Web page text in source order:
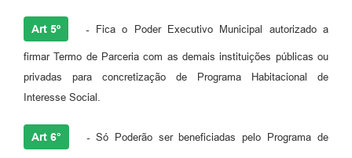
Art 5º - Fica o Poder Executivo Municipal autorizado a
firmar Termo de Parceria com as demais instituições públicas ou
privadas para concretização de Programa Habitacional de
Interesse Social.
Art 6° -Só Poderão ser beneficiadas pelo Programa de